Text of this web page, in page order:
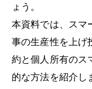
ょう。
本資料では、スマ
事の生産性を上げ
約と個人所有のス
的な方法を紹介し